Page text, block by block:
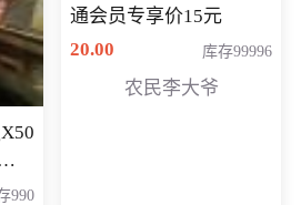
990
通会员专享价15元
20.00
库存99996
农民李大爷